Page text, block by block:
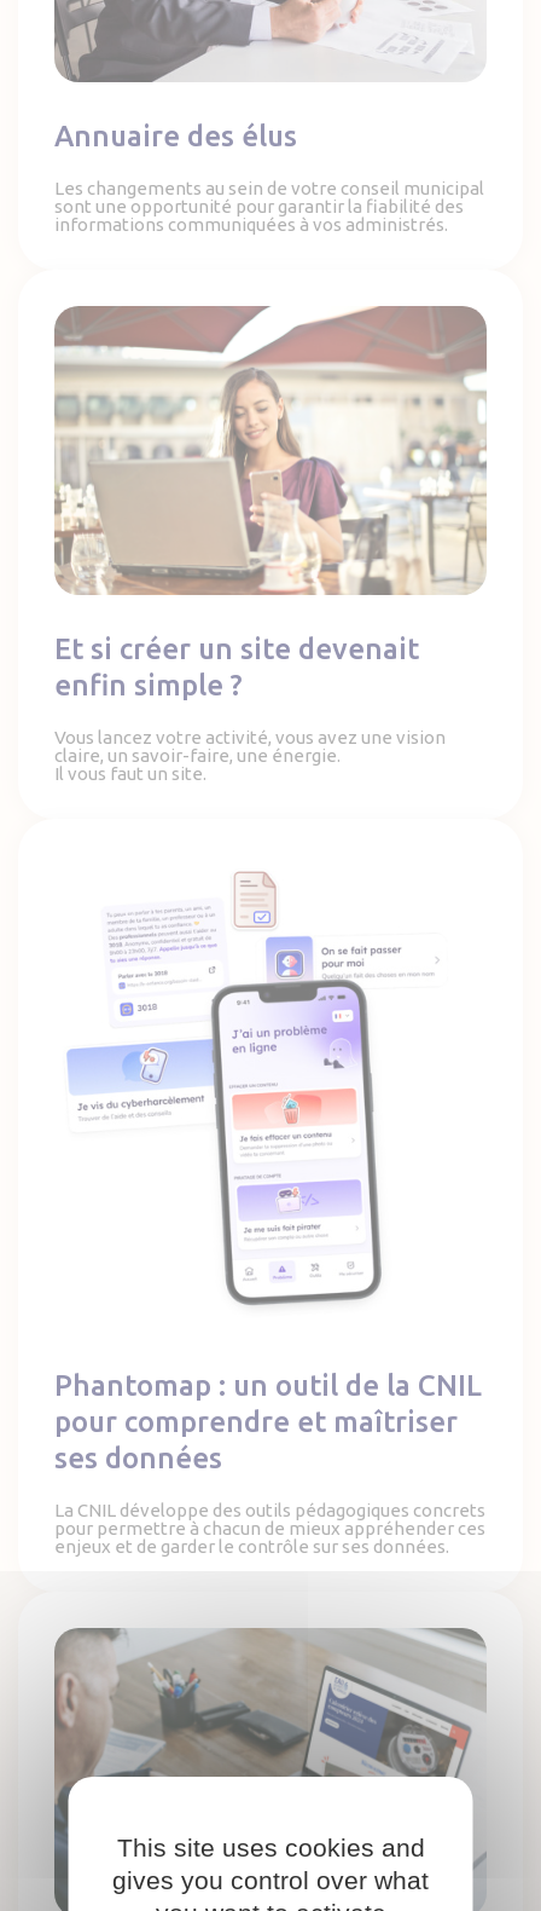
Annuaire des élus
Les changements au sein de votre conseil municipal
sont une opportunité pour garantir la fiabilité des
informations communiquées à vos administrés.
Et si créer un site devenait enfin simple ?
Et si créer un site devenait
enfin simple ?
Vous lancez votre activité, vous avez une vision
claire, un savoir-faire, une énergie.
Il vous faut un site.
Phantomap : un outil de la CNIL pour
Phantomap : un outil de la CNIL
pour comprendre et maîtriser
ses données
La CNIL développe des outils pédagogiques concrets
pour permettre à chacun de mieux appréhender ces
enjeux et de garder le contrôle sur ses données.
Créer un site internet pas cher "Made in France"
This site uses cookies and
gives you control over what